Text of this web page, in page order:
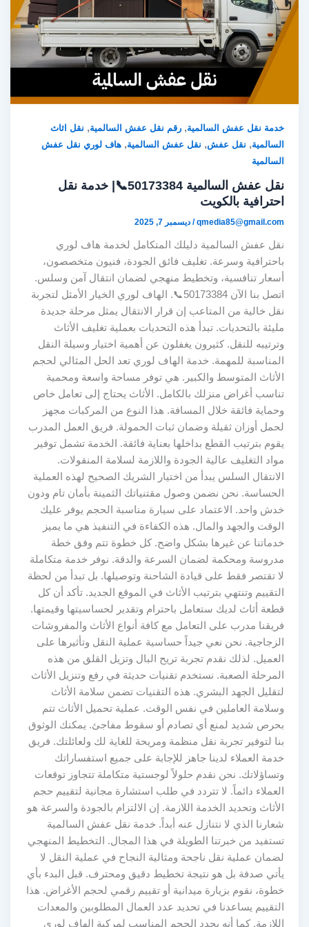
خدمة نقل عفش السالمية,رقم نقل عفش السالمية, نقل اثاث
السالمية, نقل عفش, نقل عفش السالمية,هاف لوري نقل عفش
السالمية
نقل عفش السالمية 50173384📞| خدمة نقل
احترافية بالكويت
qmedia85@gmail.com
/ديسمبر 7, 2025
نقل عفش السالمية دليلك المتكامل لخدمة هاف لوري
باحترافية وسرعة. تغليف فائق الجودة، فنيون متخصصون،
أسعار تنافسية، وتخطيط منهجي لضمان انتقال آمن وسلس.
اتصل بنا الآن 50173384📞. الهاف لوري الخيار الأمثل لتجربة
نقل خالية من المتاعب إن قرار الانتقال يمثل مرحلة جديدة
مليئة بالتحديات. تبدأ هذه التحديات بعملية تغليف الأثاث
وترتيبه للنقل. كثيرون يغفلون عن أهمية اختيار وسيلة النقل
المناسبة للمهمة. خدمة الهاف لوري تعد الحل المثالي لحجم
الأثاث المتوسط والكبير. هي توفر مساحة واسعة ومحمية
تناسب أغراض منزلك بالكامل. الأثاث يحتاج إلى تعامل خاص
وحماية فائقة خلال المسافة. هذا النوع من المركبات مجهز
لحمل أوزان ثقيلة وضمان ثبات الحمولة. فريق العمل المدرب
يقوم بترتيب القطع بداخلها بعناية فائقة. الخدمة تشمل توفير
مواد التغليف عالية الجودة واللازمة لسلامة المنقولات.
الانتقال السلس يبدأ من اختيار الشريك الصحيح لهذه العملية
الحساسة. نحن نضمن وصول مقتنياتك الثمينة بأمان تام ودون
خدش واحد. الاعتماد على سيارة مناسبة الحجم يوفر عليك
الوقت والجهد والمال. هذه الكفاءة في التنفيذ هي ما يميز
خدماتنا عن غيرها بشكل واضح. كل خطوة تتم وفق خطة
مدروسة ومحكمة لضمان السرعة والدقة. نوفر خدمة متكاملة
لا تقتصر فقط على قيادة الشاحنة وتوصيلها. بل تبدأ من لحظة
التقييم وتنتهي بترتيب الأثاث في الموقع الجديد. تأكد أن كل
قطعة أثاث لديك ستعامل باحترام وتقدير لحساسيتها وقيمتها.
فريقنا مدرب على التعامل مع كافة أنواع الأثاث والمفروشات
الزجاجية. نحن نعي جيداً حساسية عملية النقل وتأثيرها على
العميل. لذلك نقدم تجربة تريح البال وتزيل القلق من هذه
المرحلة الصعبة. نستخدم تقنيات حديثة في رفع وتنزيل الأثاث
لتقليل الجهد البشري. هذه التقنيات تضمن سلامة الأثاث
وسلامة العاملين في نفس الوقت. عملية تحميل الأثاث تتم
بحرص شديد لمنع أي تصادم أو سقوط مفاجئ. يمكنك الوثوق
بنا لتوفير تجربة نقل منظمة ومريحة للغاية لك ولعائلتك. فريق
خدمة العملاء لدينا جاهز للإجابة على جميع استفساراتك
وتساؤلاتك. نحن نقدم حلولاً لوجستية متكاملة تتجاوز توقعات
العملاء دائماً. لا تتردد في طلب استشارة مجانية لتقييم حجم
الأثاث وتحديد الخدمة اللازمة. إن الالتزام بالجودة والسرعة هو
شعارنا الذي لا نتنازل عنه أبداً. خدمة نقل عفش السالمية
تستفيد من خبرتنا الطويلة في هذا المجال. التخطيط المنهجي
لضمان عملية نقل ناجحة ومثالية النجاح في عملية النقل لا
يأتي صدفة بل هو نتيجة تخطيط دقيق ومحترف. قبل البدء بأي
خطوة، نقوم بزيارة ميدانية أو تقييم رقمي لحجم الأغراض. هذا
التقييم يساعدنا في تحديد عدد العمال المطلوبين والمعدات
اللازمة. كما أنه يحدد الحجم المناسب لمركبة الهاف لوري